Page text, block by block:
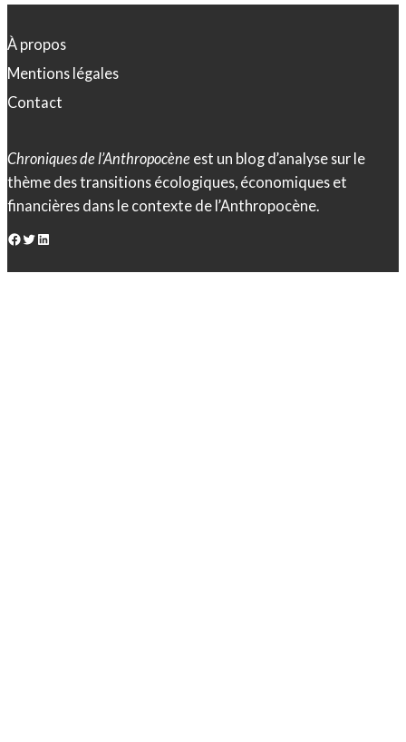
À propos
Mentions légales
Contact
Chroniques de l’Anthropocène est un blog d’analyse sur le
thème des transitions écologiques, économiques et
financières dans le contexte de l’Anthropocène.
Facebook Twitter LinkedIn